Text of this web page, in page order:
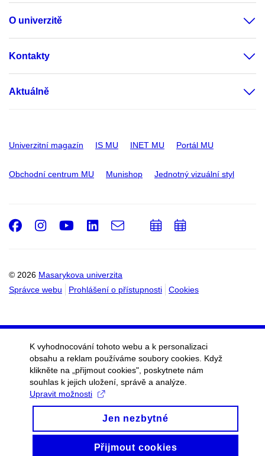
O univerzitě
Kontakty
Aktuálně
Univerzitní magazín IS MU INET MU Portál MU
Obchodní centrum MU Munishop Jednotný vizuální styl
© 2026 Masarykova univerzita
Správce webu
Prohlášení o přístupnosti Cookies
Facebook
Instagram
Youtube
LinkedIn
e-
Email
PřidatPřidat
K vyhodnocování tohoto webu a k personalizaci
obsahu a reklam používáme soubory cookies. Když
klikněte na „přijmout cookies", poskytnete nám
souhlas k jejich uložení, správě a analýze.
Upravit možnosti
Jen nezbytné
Přijmout cookies